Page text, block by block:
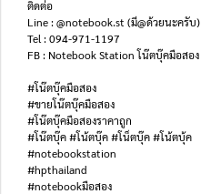
ติดต่อ
Line : @notebook.st (มี@ด้วยนะครับ)
Tel : 094-971-1197
FB : Notebook Station โน๊ตบุ๊คมือสอง
#โน๊ตบุ๊คมือสอง
#ขายโน๊ตบุ๊คมือสอง
#โน๊ตบุ๊คมือสองราคาถูก
#โน๊ตบุ๊ค #โน้ตบุ๊ค #โน็ตบุ๊ค #โน้ตบุ้ค
#notebookstation
#hpthailand
#notebookมือสอง